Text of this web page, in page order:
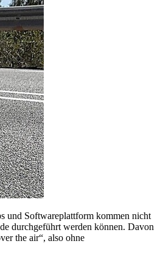
und Softwareplattform kommen nicht
durchgeführt werden können. Davon
the air“, also ohne